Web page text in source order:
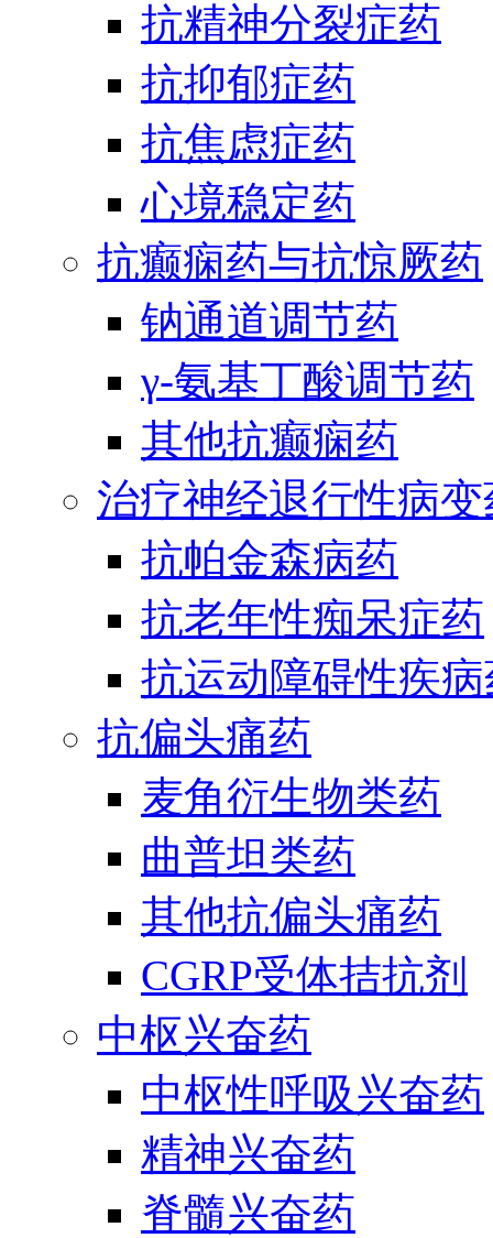
抗精神分裂症药
抗抑郁症药
抗焦虑症药
心境稳定药
抗癫痫药与抗惊厥药
钠通道调节药
γ-氨基丁酸调节药
其他抗癫痫药
治疗神经退行性病
抗帕金森病药
抗老年性痴呆症药
抗运动障碍性疾
抗偏头痛药
麦角衍生物类药
曲普坦类药
其他抗偏头痛药
CGRP受体拮抗剂
中枢兴奋药
中枢性呼吸兴奋药
精神兴奋药
脊髓兴奋药